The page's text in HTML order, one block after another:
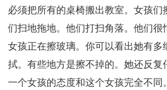
必须把所有的桌椅搬出教室。女孩们
们扫地拖地。他们打扫角落。他们很
女孩正在擦玻璃。你可以看出她有多
拭。有些地方是擦不掉的。她还反复
一个女孩的态度和这个女孩完全不同